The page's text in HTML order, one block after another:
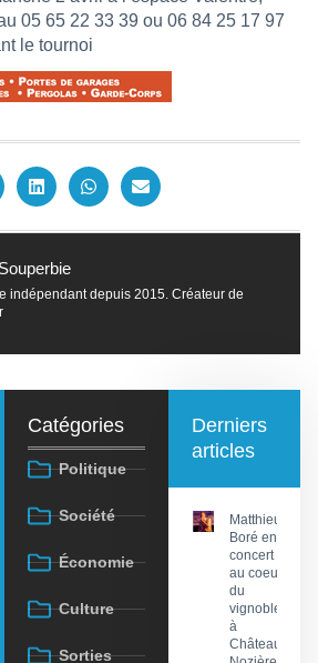
05 65 22 33 39 ou 06 84 25 17 97
le tournoi
indépendant depuis 2015. Créateur de
Catégories
Politique
Société
Économie
Culture
Sorties
Derniers
articles
Matthieu
Boré en
concert
au coeur
du
vignoble
à
Château